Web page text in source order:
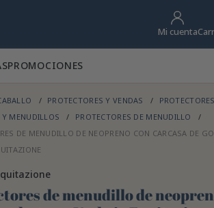
Mi cuenta
PROMOCIONES
PROTECTORES Y VENDAS
MENUDILLOS
PROTECTORES DE MENUDILLO
DE MENUDILLO DE NEOPRENO CON CARCASA DE
de menudillo de